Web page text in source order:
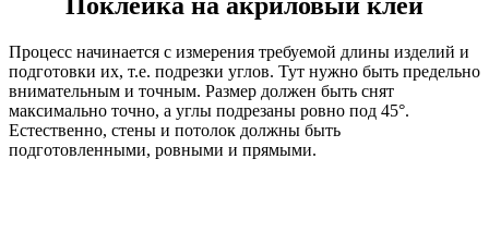
Поклейка на акриловый клей
Процесс начинается с измерения требуемой длины изделий и
подготовки их, т.е. подрезки углов. Тут нужно быть предельно
внимательным и точным. Размер должен быть снят
максимально точно, а углы подрезаны ровно под 45°.
Естественно, стены и потолок должны быть
подготовленными, ровными и прямыми.